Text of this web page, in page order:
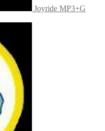
Joyride MP3+G